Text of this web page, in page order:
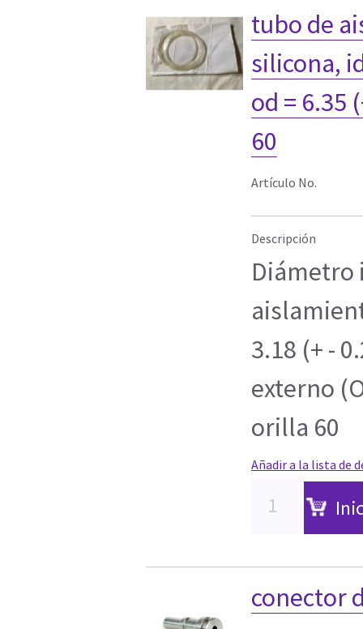
tubo de
silicona,
od = 6.35
60
Artículo No.
Descripción
Diámetro
3.18 (+ -
externo
orilla 60
Añadir a la lista de
conector